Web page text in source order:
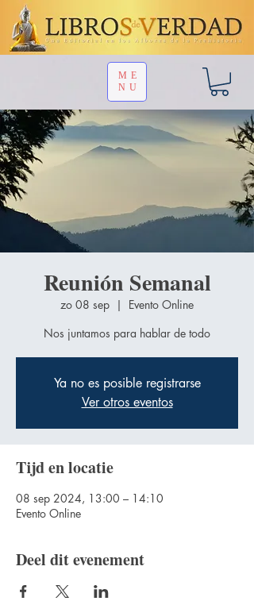
ME
NU
Reunión Semanal
zo 08 sep
  |
Evento Online
Nos juntamos para hablar de todo
Ya no es posible registrarse
Ver otros eventos
Tijd en locatie
08 sep 2024, 13:00 – 14:10
Evento Online
Deel dit evenement